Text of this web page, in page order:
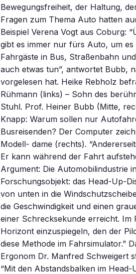
Bewegungsfreiheit, der Haltung,
Fragen zum Thema Auto hatten
Beispiel Verena Vogt aus Coburg:
gibt es immer nur fürs Auto, um
Fahrgäste in Bus, Straßenbahn
auch etwas tun”, antwortet Bubb,
vorgelesen hat. Heike Rebholz
Rühmann (links) – Sohn des
Stuhl. Prof. Heiner Bubb (Mitte,
Knapp: Warum sollen nur
Busreisenden? Der Computer
Modell- dame (rechts).
Er kann während der Fahrt
Argument: Die Automobilindustrie
Forschungsobjekt: das Head-Up-
von unten in die
die Geschwindigkeit und einen
einer Schrecksekunde erreicht. Im
Horizont einzuspiegeln, den der
diese Methode im Fahrsimulator.”
Ergonom Dr. Manfred Schweigert
“Mit den Abstandsbalken im